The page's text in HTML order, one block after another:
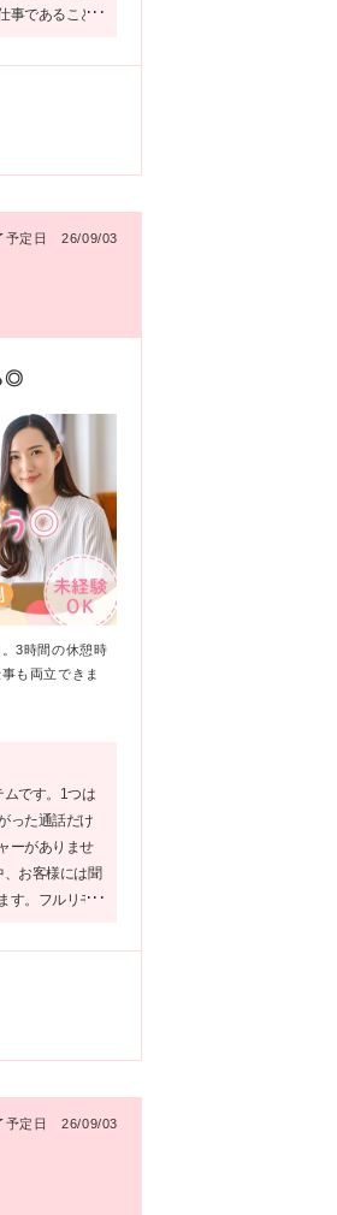
事であること
環境がありま
予定日 26/09/03
◎
3時間の休憩時
も両立できま
です。1つは
った通話だけ
ーがありませ
お客様には聞
す。フルリモ
予定日 26/09/03